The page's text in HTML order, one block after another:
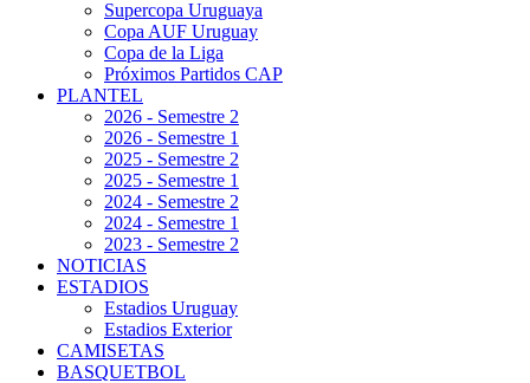
Supercopa Uruguaya
Copa AUF Uruguay
Copa de la Liga
Próximos Partidos CAP
PLANTEL
2026 - Semestre 2
2026 - Semestre 1
2025 - Semestre 2
2025 - Semestre 1
2024 - Semestre 2
2024 - Semestre 1
2023 - Semestre 2
NOTICIAS
ESTADIOS
Estadios Uruguay
Estadios Exterior
CAMISETAS
BASQUETBOL